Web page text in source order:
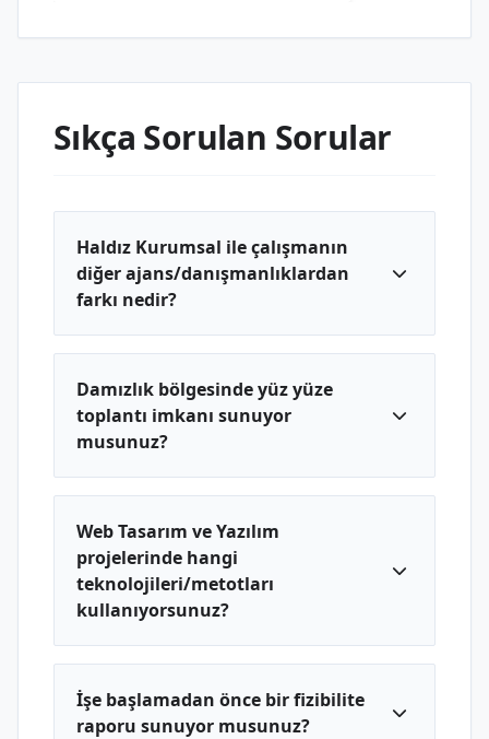
Sıkça Sorulan Sorular
Haldız Kurumsal ile çalışmanın
diğer ajans/danışmanlıklardan
farkı nedir?
Damızlık bölgesinde yüz yüze
toplantı imkanı sunuyor
musunuz?
Web Tasarım ve Yazılım
projelerinde hangi
teknolojileri/metotları
kullanıyorsunuz?
İşe başlamadan önce bir fizibilite
raporu sunuyor musunuz?